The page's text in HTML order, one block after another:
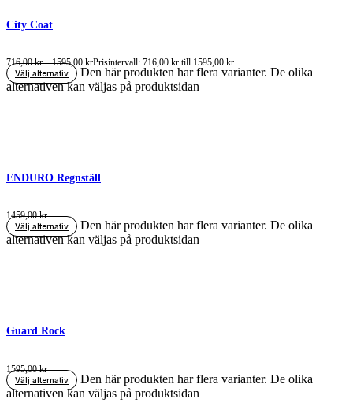
City Coat
716,00kr – 1595,00 krPrisintervall: 716,00 kr till 1595,00 kr
Välj alternativ
Den här produkten har flera varianter. De olika
alternativen kan väljas på produktsidan
ENDURO Regnställ
1459,00kr
Välj alternativ
Den här produkten har flera varianter. De olika
alternativen kan väljas på produktsidan
Guard Rock
1595,00kr
Välj alternativ
Den här produkten har flera varianter. De olika
alternativen kan väljas på produktsidan